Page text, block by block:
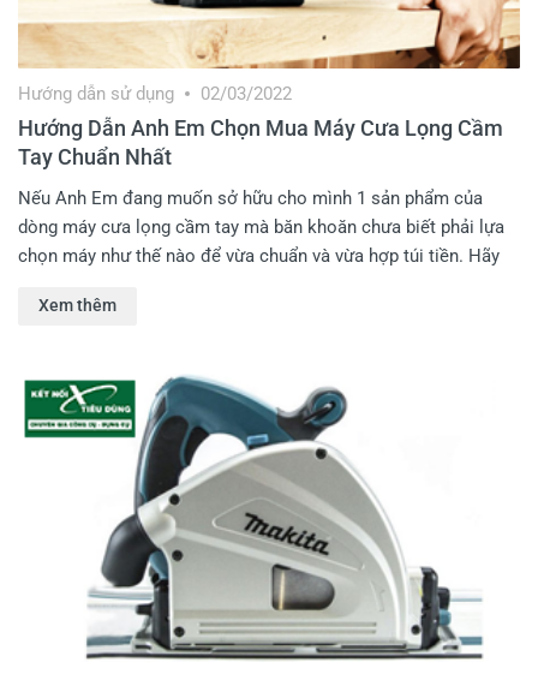
Hướng dẫn sử dụng
Hướng Dẫn Anh Em Chọn Mua Máy Cưa Lọng Cầm
Tay Chuẩn Nhất
02/03/2022
Nếu Anh Em đang muốn sở hữu cho mình 1 sản phẩm của
dòng máy cưa lọng cầm tay mà băn khoăn chưa biết phải lựa
chọn máy như thế nào để vừa chuẩn và vừa hợp túi tiền. Hãy
lọng chuẩn nhất nhé!
Xem thêm